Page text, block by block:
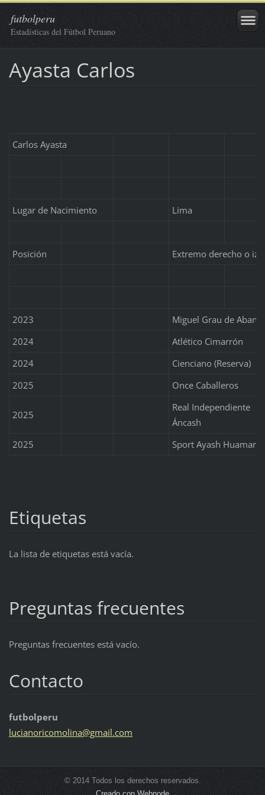
futbolperu
Estadísticas del Fútbol Peruano
Ayasta Carlos
Carlos Ayasta
Lugar de Nacimiento Lima
Posición Extremo derecho o
2023
Miguel Grau de
2024
Atlético Cimarrón
2024
Cienciano (Reserva)
2025
Once Caballeros
2025
Real Independiente
Áncash
2025
Sport Ayash Huamanín
Etiquetas
La lista de etiquetas está vacía.
Preguntas frecuentes
Preguntas frecuentes está vacío.
Contacto
futbolperu
lucianoricomolina@gmail.com
© 2014 Todos los derechos reservados.